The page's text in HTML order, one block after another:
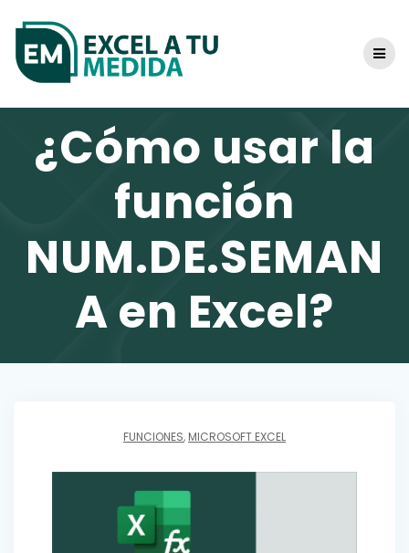
content
¿Cómo usar la
función
NUM.DE.SEMAN
A en Excel?
FUNCIONES, MICROSOFT EXCEL